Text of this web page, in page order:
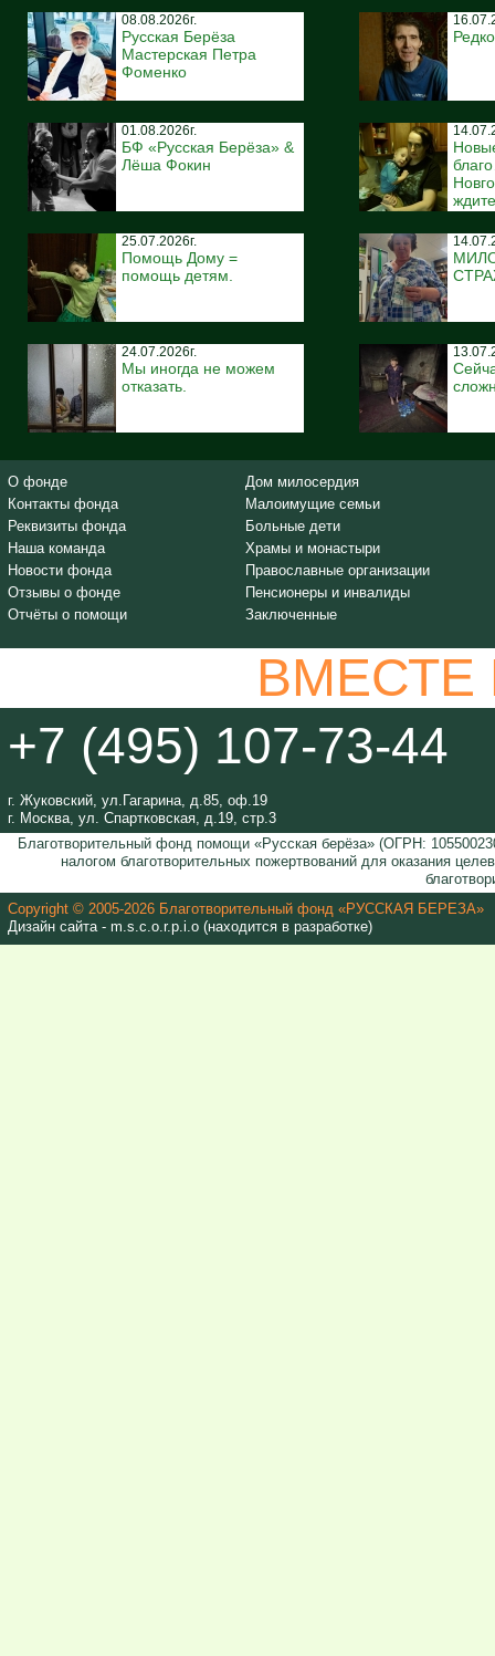
08.08.2026г.
Русская Берёза
Мастерская Петра
Фоменко
01.08.2026г.
БФ «Русская Берёза» &
Лёша Фокин
25.07.2026г.
Помощь Дому =
помощь детям.
24.07.2026г.
Мы иногда не можем
отказать.
О фонде
Контакты фонда
Реквизиты фонда
Наша команда
Новости фонда
Отзывы о фонде
Отчёты о помощи
Дом милосердия
Малоимущие семьи
Больные дети
Храмы и монастыри
Православные организации
Пенсионеры и инвалиды
Заключенные
+7 (495) 107-73-44
г. Жуковский, ул.Гагарина, д.85, оф.19
г. Москва, ул. Спартковская, д.19, стр.3
Благотворительный фонд помощи «Русская берёза» (ОГРН:
налогом благотворительных пожертвований для оказания
Copyright © 2005-2026 Благотворительный фонд «РУССКАЯ БЕРЕЗА»
Дизайн сайта - m.s.c.o.r.p.i.o (находится в разработке)